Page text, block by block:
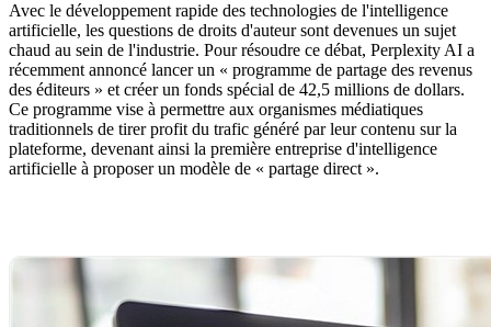
Avec le développement rapide des technologies de l'intelligence
artificielle, les questions de droits d'auteur sont devenues un sujet
chaud au sein de l'industrie. Pour résoudre ce débat, Perplexity AI a
récemment annoncé lancer un « programme de partage des revenus
des éditeurs » et créer un fonds spécial de 42,5 millions de dollars.
Ce programme vise à permettre aux organismes médiatiques
traditionnels de tirer profit du trafic généré par leur contenu sur la
plateforme, devenant ainsi la première entreprise d'intelligence
artificielle à proposer un modèle de « partage direct ».